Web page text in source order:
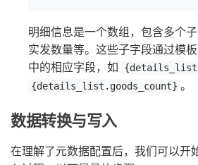
明细信息是一个数组，包含多个子
实发数量等。这些子字段通过模
中的相应字段，如
{details_list.goods_count} 。
数据转换与写入
在理解了元数据配置后，我们可以开